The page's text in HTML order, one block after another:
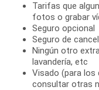
Tarifas que
fotos o grabar
Seguro opcional
Seguro de
Ningún otro
lavandería, etc
Visado (para los
consultar otras